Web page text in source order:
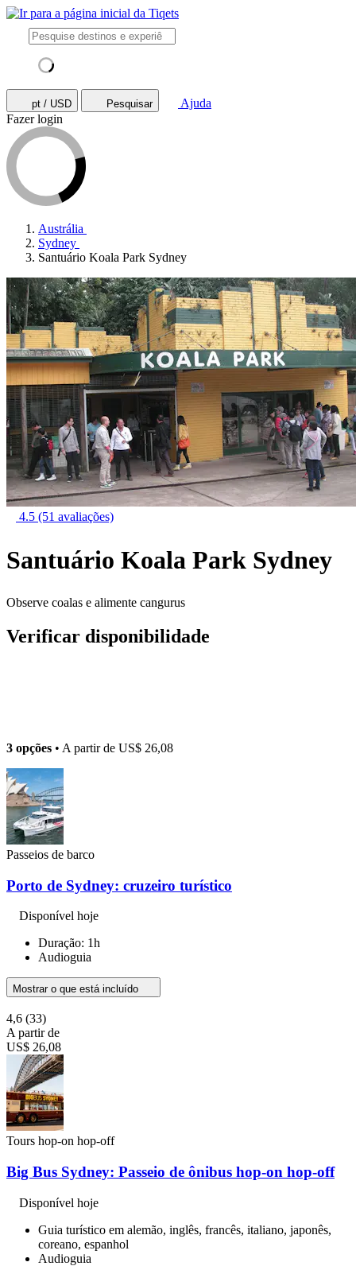
pt / USD Pesquisar
Ajuda
Fazer login
Austrália
Sydney
Santuário Koala Park Sydney
4.5 (51 avaliações)
Santuário Koala Park Sydney
Observe coalas e alimente cangurus
Verificar disponibilidade
3 opções • A partir de US$ 26,08
Passeios de barco
Porto de Sydney: cruzeiro turístico
Disponível hoje
Duração: 1h
Audioguia
Mostrar o que está incluído
4,6 (33)
A partir de
US$ 26,08
Tours hop-on hop-off
Big Bus Sydney: Passeio de ônibus hop-on hop-off
Disponível hoje
Guia turístico em alemão, inglês, francês, italiano, japonês,
coreano, espanhol
Audioguia